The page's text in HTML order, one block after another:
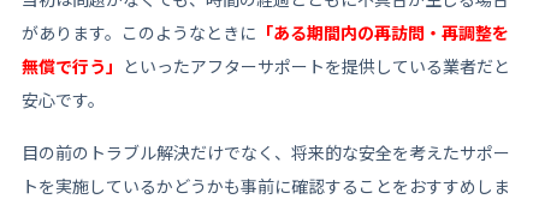
があります。このようなときに 「ある期間内の再訪問・再調整を
無償で行う」 といったアフターサポートを提供している業者だと
安心です。
目の前のトラブル解決だけでなく、将来的な安全を考えたサポー
トを実施しているかどうかも事前に確認することをおすすめしま